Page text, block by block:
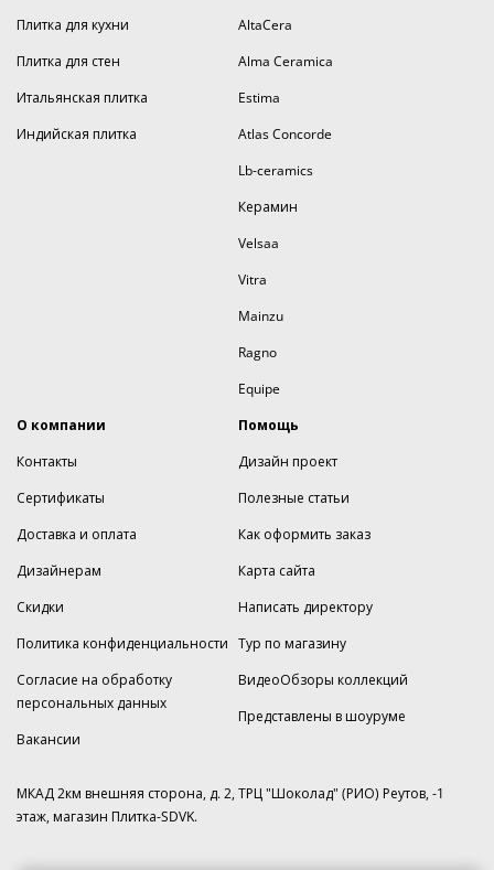
Плитка для кухни
Плитка для стен
Итальянская плитка
Индийская плитка
AltaCera
Alma Ceramica
Estima
Atlas Concorde
Lb-ceramics
Керамин
Velsaa
Vitra
Mainzu
Ragno
Equipe
О компании
Контакты
Сертификаты
Доставка и оплата
Дизайнерам
Скидки
Политика конфиденциальности
Согласие на обработку
персональных данных
Вакансии
Помощь
Дизайн проект
Полезные статьи
Как оформить заказ
Карта сайта
Написать директору
Тур по магазину
ВидеоОбзоры коллекций
Представлены в шоуруме
МКАД 2км внешняя сторона, д. 2, ТРЦ "Шоколад" (РИО) Реутов, -1
этаж, магазин Плитка-SDVK.